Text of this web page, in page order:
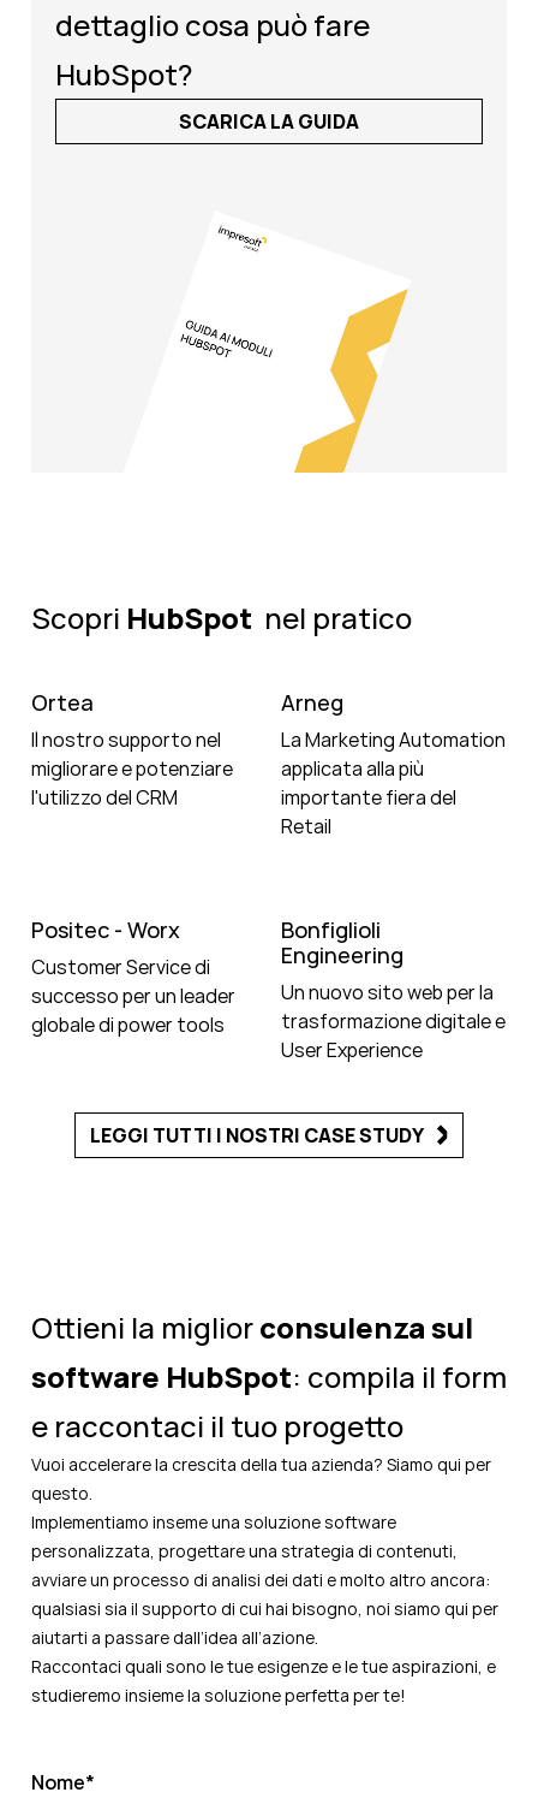
dettaglio cosa può fare
HubSpot?
SCARICA LA GUIDA
Scopri HubSpot nel pratico
Ortea
Il nostro supporto nel
migliorare e potenziare
l'utilizzo del CRM
Arneg
La Marketing Automation
applicata alla più
importante fiera del
Retail
Positec - Worx
Customer Service di
successo per un leader
globale di power tools
Bonfiglioli
Engineering
Un nuovo sito web per la
trasformazione digitale e
User Experience
LEGGI TUTTI I NOSTRI CASE STUDY
Ottieni la migliorconsulenza sul
software HubSpot: compila il form
e raccontaci il tuo progetto
Vuoi accelerare la crescita della tua azienda? Siamo qui per
questo.
Implementiamo inseme una soluzione software
personalizzata, progettare una strategia di contenuti,
avviare un processo di analisi dei dati e molto altro ancora:
qualsiasi sia il supporto di cui hai bisogno, noi siamo qui per
aiutarti a passare dall’idea all’azione.
Raccontaci quali sono le tue esigenze e le tue aspirazioni, e
studieremo insieme la soluzione perfetta per te!
Nome*